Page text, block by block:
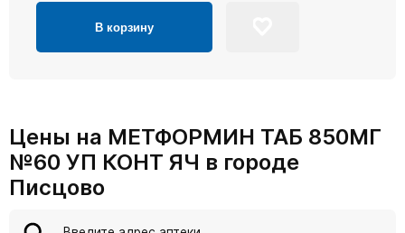
В корзину
Цены на МЕТФОРМИН ТАБ 850МГ
№60 УП КОНТ ЯЧ в городе
Писцово